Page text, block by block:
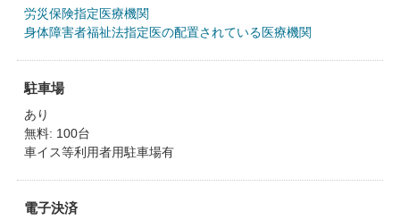
労災保険指定医療機関
身体障害者福祉法指定医の配置されている医療機関
駐車場
あり
無料: 100台
車イス等利用者用駐車場有
電子決済